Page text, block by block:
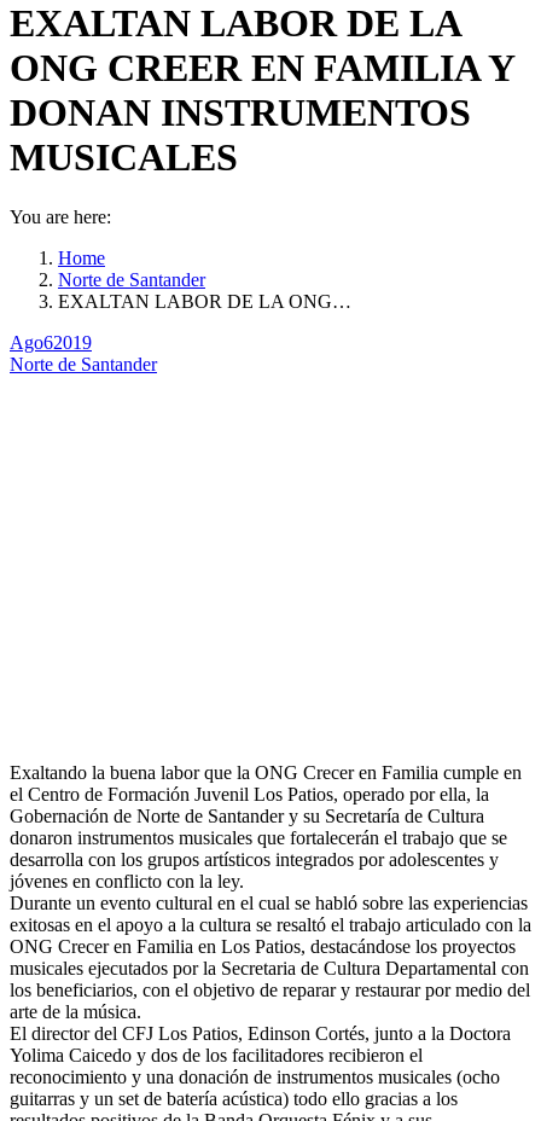
EXALTAN LABOR DE LA
ONG CREER EN FAMILIA Y
DONAN INSTRUMENTOS
MUSICALES
You are here:
Home
Norte de Santander
EXALTAN LABOR DE LA ONG…
Ago62019
Norte de Santander
Exaltando la buena labor que la ONG Crecer en Familia cumple en
el Centro de Formación Juvenil Los Patios, operado por ella, la
Gobernación de Norte de Santander y su Secretaría de Cultura
donaron instrumentos musicales que fortalecerán el trabajo que se
desarrolla con los grupos artísticos integrados por adolescentes y
jóvenes en conflicto con la ley.
Durante un evento cultural en el cual se habló sobre las experiencias
exitosas en el apoyo a la cultura se resaltó el trabajo articulado con la
ONG Crecer en Familia en Los Patios, destacándose los proyectos
musicales ejecutados por la Secretaria de Cultura Departamental con
los beneficiarios, con el objetivo de reparar y restaurar por medio del
arte de la música.
El director del CFJ Los Patios, Edinson Cortés, junto a la Doctora
Yolima Caicedo y dos de los facilitadores recibieron el
reconocimiento y una donación de instrumentos musicales (ocho
guitarras y un set de batería acústica) todo ello gracias a los